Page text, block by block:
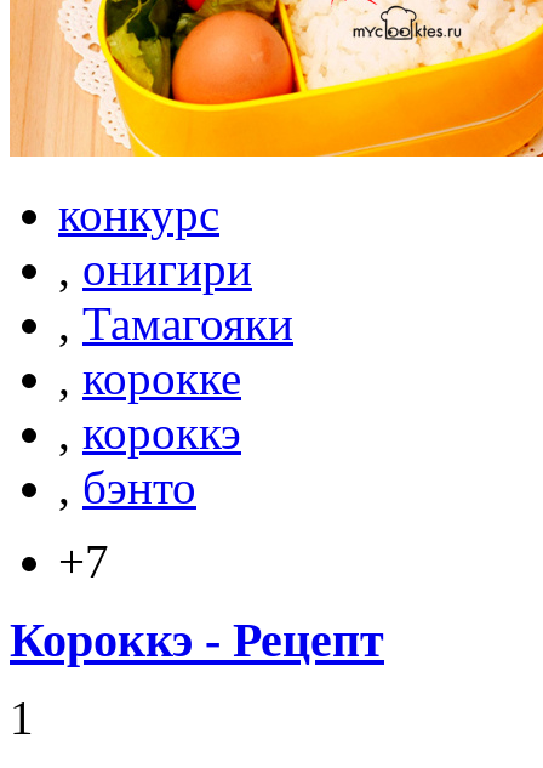
конкурс
, онигири
, Тамагояки
, корокке
, короккэ
, бэнто
+7
Короккэ - Рецепт
1